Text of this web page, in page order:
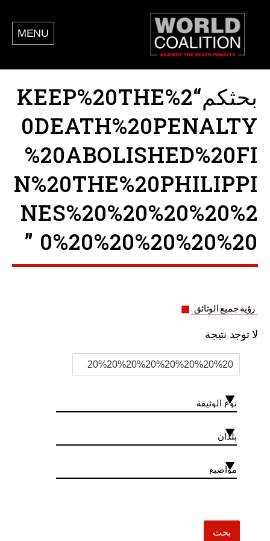
MENU
بحثكم“KEEP%20THE%2
0DEATH%20PENALTY
%20ABOLISHED%20FI
N%20THE%20PHILIPPI
NES%20%20%20%20%2
0%20%20%20%20%20 ”
رؤية جميع الوثائق
لا توجد نتيجة